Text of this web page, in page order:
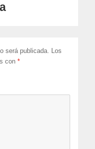
será publicada. Los
con*